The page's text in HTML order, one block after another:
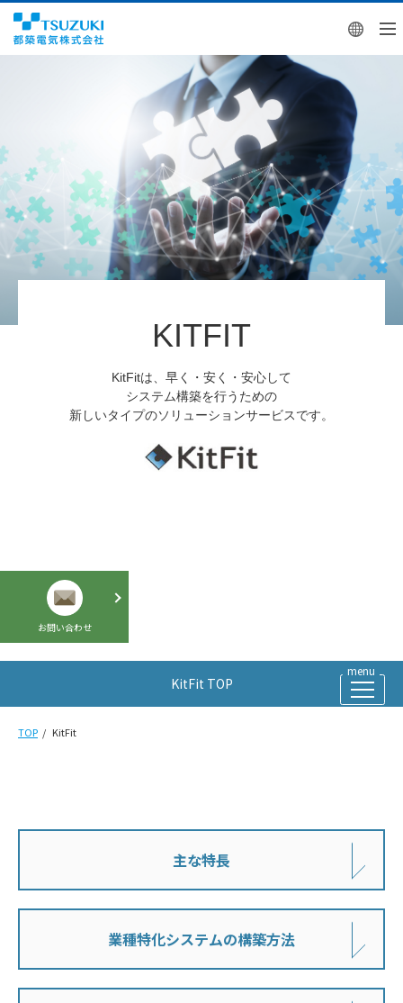
KITFIT
KitFitは、早く・安く・安心して
システム構築を行うための
新しいタイプのソリューションサービスです。
お問い合わせ
KitFit TOP
TOP KitFit
主な特長
業種特化システムの構築方法